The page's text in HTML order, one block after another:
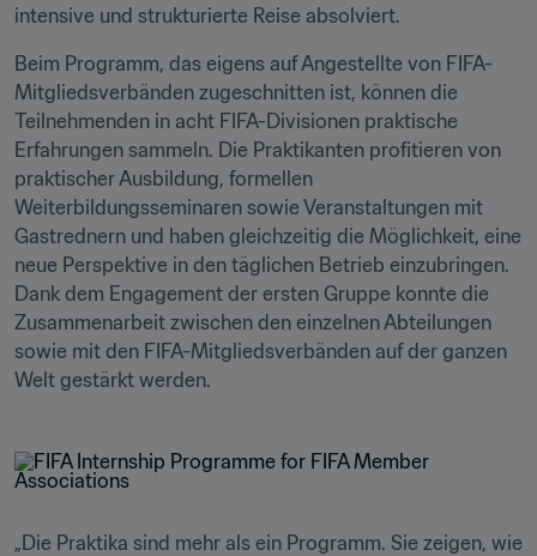
intensive und strukturierte Reise absolviert.
Beim Programm, das eigens auf Angestellte von FIFA-
Mitgliedsverbänden zugeschnitten ist, können die
Teilnehmenden in acht FIFA-Divisionen praktische
Erfahrungen sammeln. Die Praktikanten profitieren von
praktischer Ausbildung, formellen
Weiterbildungsseminaren sowie Veranstaltungen mit
Gastrednern und haben gleichzeitig die Möglichkeit, eine
neue Perspektive in den täglichen Betrieb einzubringen.
Dank dem Engagement der ersten Gruppe konnte die
Zusammenarbeit zwischen den einzelnen Abteilungen
sowie mit den FIFA-Mitgliedsverbänden auf der ganzen
Welt gestärkt werden.
„Die Praktika sind mehr als ein Programm. Sie zeigen, wie